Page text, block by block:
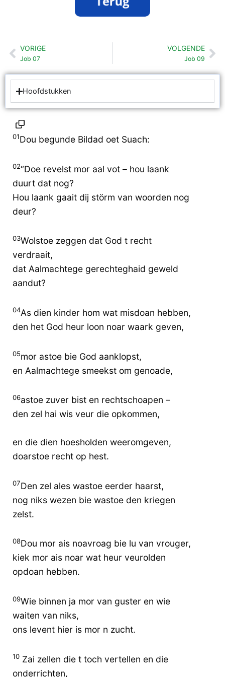
Vorige
VORIGE
Job 07
VOLGENDE
Job 09
Hoofdstukken
01Dou begunde Bildad oet Suach:
02“Doe revelst mor aal vot – hou laank
duurt dat nog?
Hou laank gaait dij störm van woorden nog
deur?
03Wolstoe zeggen dat God t recht
verdraait,
dat Aalmachtege gerechteghaid geweld
aandut?
04As dien kinder hom wat misdoan hebben,
den het God heur loon noar waark geven,
05mor astoe bie God aanklopst,
en Aalmachtege smeekst om genoade,
06astoe zuver bist en rechtschoapen –
den zel hai wis veur die opkommen,
en die dien hoesholden weeromgeven,
doarstoe recht op hest.
07Den zel ales wastoe eerder haarst,
nog niks wezen bie wastoe den kriegen
zelst.
08Dou mor ais noavroag bie lu van vrouger,
kiek mor ais noar wat heur veurolden
opdoan hebben.
09Wie binnen ja mor van guster en wie
waiten van niks,
ons levent hier is mor n zucht.
10 Zai zellen die t toch vertellen en die
onderrichten,